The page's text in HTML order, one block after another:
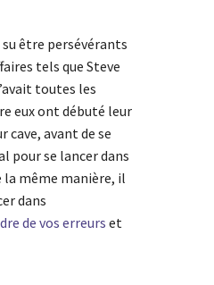
être persévérants
tels que Steve
toutes les
eux ont débuté leur
avant de se
pour se lancer dans
la même manière, il
dans
de vos erreurs et